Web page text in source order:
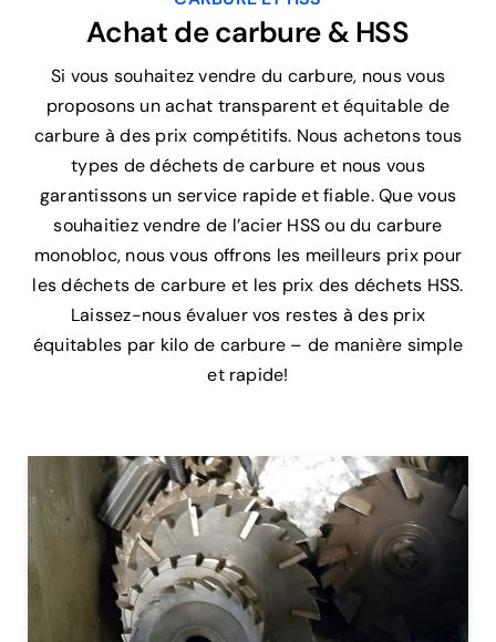
Achat de carbure & HSS
Si vous souhaitez vendre du carbure, nous vous
proposons un achat transparent et équitable de
carbure à des prix compétitifs. Nous achetons tous
types de déchets de carbure et nous vous
garantissons un service rapide et fiable. Que vous
souhaitiez vendre de l’acier HSS ou du carbure
monobloc, nous vous offrons les meilleurs prix pour
les déchets de carbure et les prix des déchets HSS.
Laissez-nous évaluer vos restes à des prix
équitables par kilo de carbure – de manière simple
et rapide!